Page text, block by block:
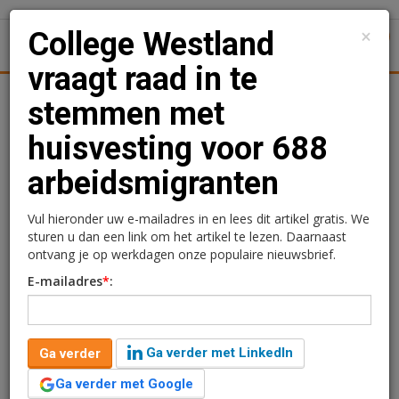
Uitgelicht
College Westland vraagt
raad in te stemmen met
huisvesting voor 688
arbeidsmigranten
Bij de gemeenteraad van Westland liggen twee
omgevingsvergunningen met betrekking tot het
×
College Westland
vraagt raad in te
stemmen met
huisvesting voor 688
arbeidsmigranten
Vul hieronder uw e-mailadres in en lees dit artikel gratis. We
sturen u dan een link om het artikel te lezen. Daarnaast
ontvang je op werkdagen onze populaire nieuwsbrief.
E-mailadres*:
Ga verder
Ga verder met LinkedIn
Ga verder met Google